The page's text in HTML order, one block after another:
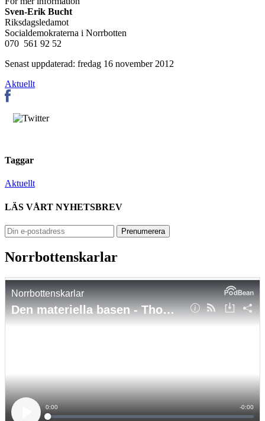
Sven-Erik Bucht
Riksdagsledamot
Socialdemokraterna i Norrbotten
070 561 92 52
Senast uppdaterad: fredag 16 november 2012
Aktuellt
Taggar
Aktuellt
LÄS VÅRT NYHETSBREV
Norrbottenskarlar